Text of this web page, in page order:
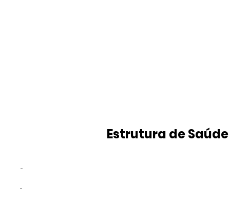
-
-
Estrutura de Saúde